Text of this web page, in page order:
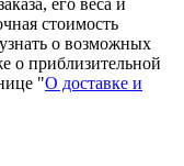
стоимость
о возможных
о приблизительной
"О доставке и